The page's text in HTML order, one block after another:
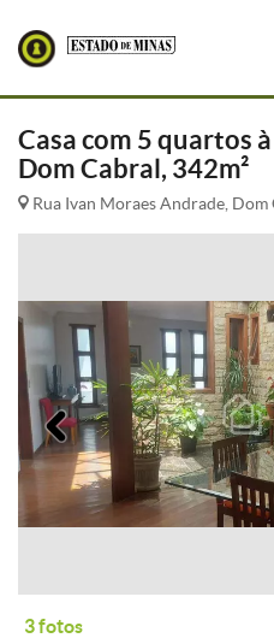
Casa com 5 quartos
Dom Cabral, 342m²
Rua Ivan Moraes Andrade,
Anterior
3 fotos